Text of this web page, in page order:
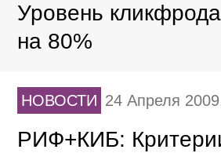
Уровень
на 80%
НОВОСТИ 24 Апреля
РИФ+КИБ: